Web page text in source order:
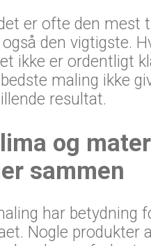
er ofte den mest
den vigtigste.
ikke er ordentligt
maling ikke
resultat.
og
sammen
har betydning
Nogle produkter